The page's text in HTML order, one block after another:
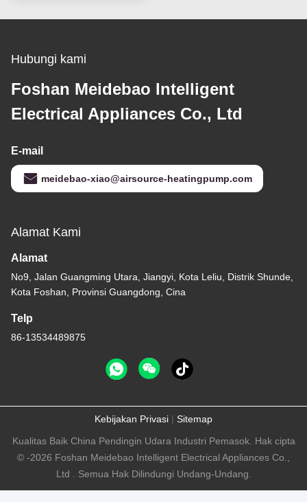
Hubungi kami
Foshan Meidebao Intelligent
Electrical Appliances Co., Ltd
E-mail
meidebao-xiao@airsource-heatingpump.com
Alamat Kami
Alamat
No9, Jalan Guangming Utara, Jiangyi, Kota Leliu, Distrik Shunde,
Kota Foshan, Provinsi Guangdong, Cina
Telp
86-13534489875
Kebijakan Privasi | Sitemap
Kualitas Baik China Pendingin Udara Industri Pemasok. Hak cipta
© -2026 Foshan Meidebao Intelligent Electrical Appliances Co.,
Ltd . Semua Hak Dilindungi Undang-Undang.